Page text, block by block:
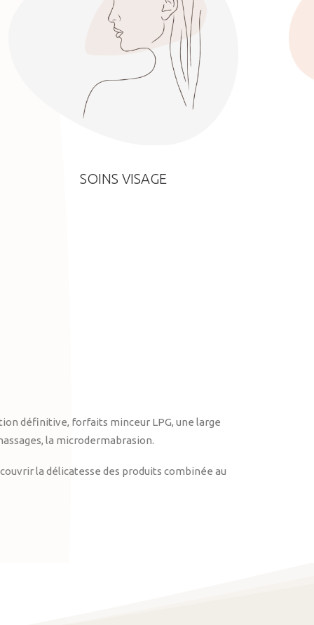
SOINS VISAGE
définitive, forfaits minceur LPG, une large
la microdermabrasion.
la délicatesse des produits combinée au